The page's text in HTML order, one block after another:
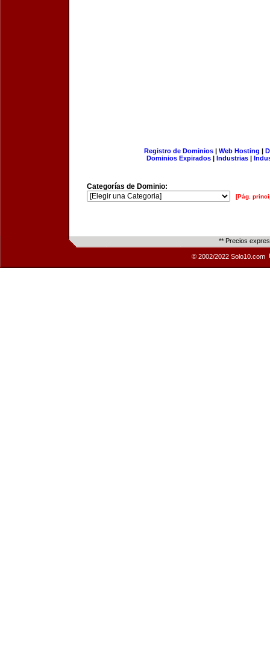
Registro de Dominios| Web Hosting |
Dominios Expirados | Industrias |
Categorías de Dominio:
[Pág.
** Precios
© 2002/2022 Solo10.com